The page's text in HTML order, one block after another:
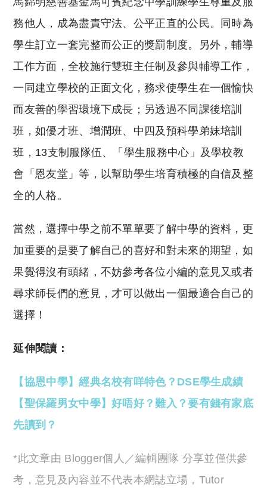
務他人，成為盡責守法、公平正直的公民。同時為
學生訂立一套完整而公正的獎罰制度。另外，輔導
工作方面，全校施行雙班主任制及參與輔導工作，
一同建立學校的正面文化，務求使學生在一個愉快
而友善的學習環境下成長；另透過不同課後培訓
班，如優才班、增潤班、中四及預科學弟妹培訓
班，13支制服隊伍、「學生服務中心」及學校教
會「恩友堂」等，以幫助學生培育積極的自信及整
全的人格。
當然，選擇中學之前不單單要了解中學的資料，更
加重要的是要了解自己的喜好和對未來的期望，如
果覺得沒有頭緒，不妨參考各位小編的意見又或者
尋求師長們的意見，才可以做出一個最適合自己的
選擇！
延伸閱讀：
【協恩中學】經典名校有咩特色？DSE學生成績
【聖保羅男女中學】好唔好？難入？要有錢有家底
先讀到？
*此文章由 Blogger個人／編輯團隊 分享並僅供參
考，意見及內容並不代表本網誌立場，Tutor